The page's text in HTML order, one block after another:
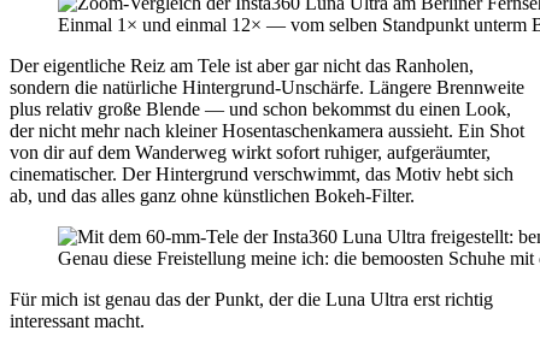
Einmal 1× und einmal 12× — vom selben Standpunkt unterm
Der eigentliche Reiz am Tele ist aber gar nicht das Ranholen,
sondern die natürliche Hintergrund-Unschärfe. Längere Brennweite
plus relativ große Blende — und schon bekommst du einen Look,
der nicht mehr nach kleiner Hosentaschenkamera aussieht. Ein Shot
von dir auf dem Wanderweg wirkt sofort ruhiger, aufgeräumter,
cinematischer. Der Hintergrund verschwimmt, das Motiv hebt sich
ab, und das alles ganz ohne künstlichen Bokeh-Filter.
Genau diese Freistellung meine ich: die bemoosten Schuhe
Für mich ist genau das der Punkt, der die Luna Ultra erst richtig
interessant macht.